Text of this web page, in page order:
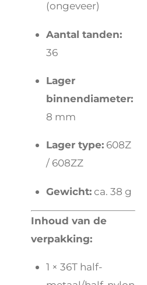
(ongeveer)
Aantal tanden:
36
Lager
binnendiameter:
8 mm
Lager type: 608Z
/ 608ZZ
Gewicht:ca. 38 g
Inhoud van de
verpakking:
1 × 36T half-